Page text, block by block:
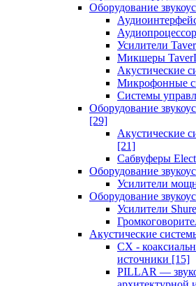
Оборудование
Усилители
Микшеры
Акустические
Микрофонные
Системы
Оборудование
[29]
Акустические
[21]
Сабвуферы
Оборудование
Усилители
Оборудование
Усилители Shure
Акустические
CX -
источники [15]
PILLAR —